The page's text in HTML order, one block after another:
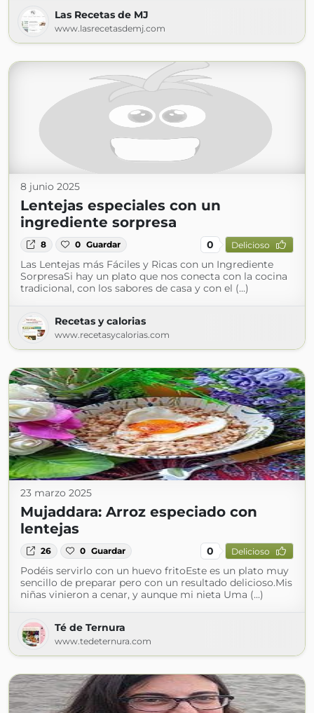
Las Recetas de MJ
www.lasrecetasdemj.com
8 junio 2025
Lentejas especiales con un
ingrediente sorpresa
8 0 Guardar 0 Delicioso
Las Lentejas más Fáciles y Ricas con un Ingrediente
SorpresaSi hay un plato que nos conecta con la cocina
tradicional, con los sabores de casa y con el (...)
Recetas y calorias
www.recetasycalorias.com
23 marzo 2025
Mujaddara: Arroz especiado con
lentejas
26 0 Guardar 0 Delicioso
Podéis servirlo con un huevo fritoEste es un plato muy
sencillo de preparar pero con un resultado delicioso.Mis
niñas vinieron a cenar, y aunque mi nieta Uma (...)
Té de Ternura
www.tedeternura.com